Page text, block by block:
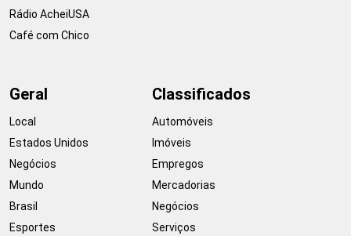
Rádio AcheiUSA
Café com Chico
Geral
Local
Estados Unidos
Negócios
Mundo
Brasil
Esportes
Classificados
Automóveis
Imóveis
Empregos
Mercadorias
Negócios
Serviços